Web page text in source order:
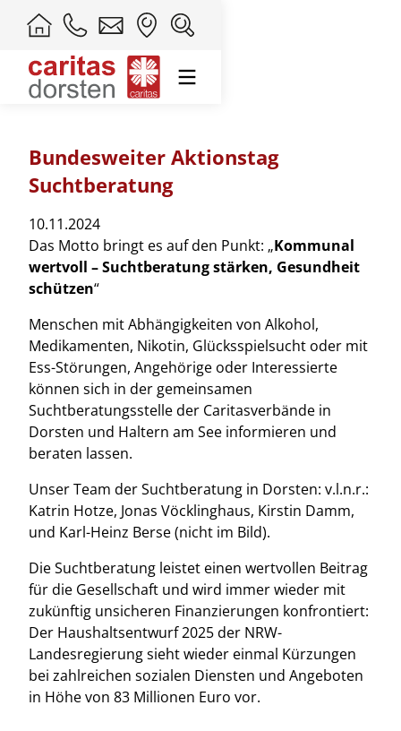
Bundesweiter Aktionstag
Suchtberatung
10.11.2024
Das Motto bringt es auf den Punkt: „Kommunal
wertvoll – Suchtberatung stärken, Gesundheit
schützen“
Menschen mit Abhängigkeiten von Alkohol,
Medikamenten, Nikotin, Glücksspielsucht oder mit
Ess-Störungen, Angehörige oder Interessierte
können sich in der gemeinsamen
Suchtberatungsstelle der Caritasverbände in
Dorsten und Haltern am See informieren und
beraten lassen.
Unser Team der Suchtberatung in Dorsten: v.l.n.r.:
Katrin Hotze, Jonas Vöcklinghaus, Kirstin Damm,
und Karl-Heinz Berse (nicht im Bild).
Die Suchtberatung leistet einen wertvollen Beitrag
für die Gesellschaft und wird immer wieder mit
zukünftig unsicheren Finanzierungen konfrontiert:
Der Haushaltsentwurf 2025 der NRW-
Landesregierung sieht wieder einmal Kürzungen
bei zahlreichen sozialen Diensten und Angeboten
in Höhe von 83 Millionen Euro vor.